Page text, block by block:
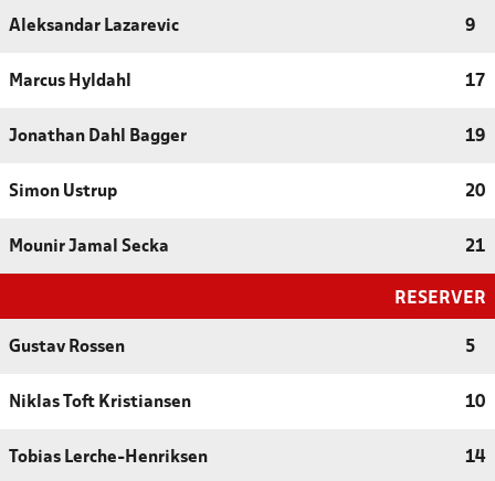
Aleksandar Lazarevic 9
Marcus Hyldahl 17
Jonathan Dahl Bagger 19
Simon Ustrup 20
Mounir Jamal Secka 21
RESERVER
Gustav Rossen 5
Niklas Toft Kristiansen 10
Tobias Lerche-Henriksen 14